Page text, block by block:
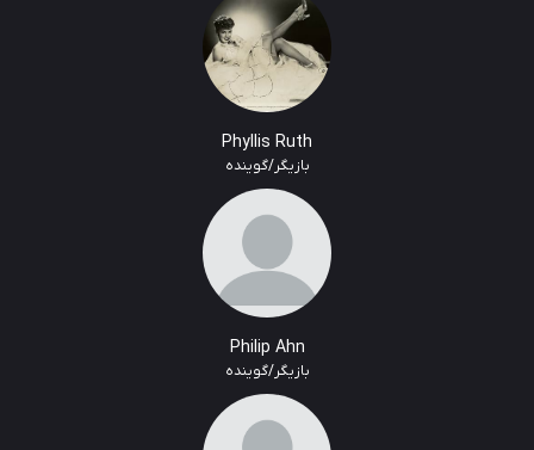
Phyllis Ruth
بازیگر/گوینده
Philip Ahn
بازیگر/گوینده